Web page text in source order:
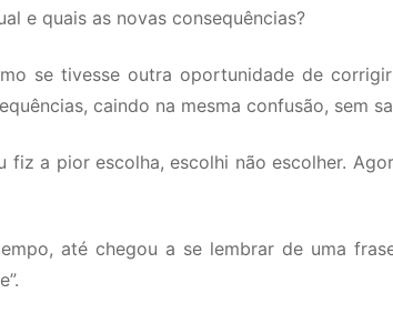
e quais as novas consequências?
se tivesse outra oportunidade de
caindo na mesma confusão, sem
fiz a pior escolha, escolhi não escolher.
até chegou a se lembrar de uma